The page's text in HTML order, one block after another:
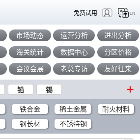
免费试用 EN
市场动态 运营分析 进出分析
海关统计 数据中心 分区价格
会议会展 老总专访 友好往来
铅 锡
铁合金 稀土金属
耐火材料
钢长材 不锈特钢